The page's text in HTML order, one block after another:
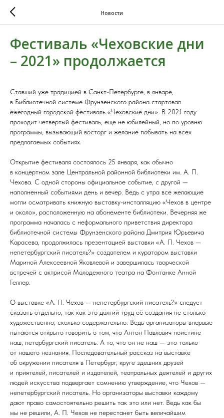
Новости
Фестиваль «Чеховские дни
– 2021» продолжается
Ставший уже традицией в Санкт-Петербурге, в январе,
в Библиотечной системе Фрунзенского района стартовал
ежегодный городской фестиваль «Чеховские дни». В 2021 году
проходит четвертый фестиваль, еще не юбилейный, но по уровню
программы, вызывающий восторг и желание побывать на всех
предлагаемых событиях.
Открытие фестиваля состоялось 25 января, как обычно
в концертном зале Центральной районной библиотеки им. А. П.
Чехова. С одной стороны официальное событие, с другой —
наполненный событиями день и вечер. Ведь с утра все желающие
могли осматривать книжную выставку-инсталляцию «Чехов в центре
и около», расположенную на абонементе библиотеки. Вечерняя же
программа началась с неформального приветствия директора
библиотечной системы Фрунзенского района Дмитрия Юрьевича
Карасева, продолжилась презентацией выставки «А. П. Чехов —
непетербургский писатель?» создателем и куратором выставки
Мариной Алексеевной Яковлевой и завершилась творческой
встречей с актрисой Молодежного театра на Фонтанке Анной
Геллер.
О выставке «А. П. Чехов — непетербургский писатель?» следует
сказать отдельно, так как это долгий труд её создания не столько
художественно, сколько содержательно. Ведь организаторы впервые
пытаются открыто говорить о том, что Антон Павлович поистине
наш, петербургский писатель. А то, что он не наш — это только
от нашего незнания. Последовательный рассказ на выставке
об окружении писателя в Петербург, круге здешних друзей
и приятелей, писателей и издателей, театральных деятелей и других
людей искусства подвергает сомнению утверждение, что Чехов —
непетербургский писатель. Но организаторы выставки каждому
дают право самостоятельно решить так это или нет. Ведь как бы
мы не решили, А. П. Чехов не перестанет быть величайшим